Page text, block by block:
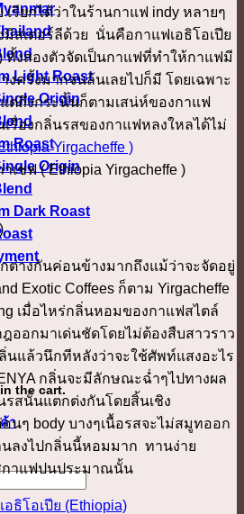
Light Roast
Origin
Roast
Origin
Dark Roast
the cart.
า
รียกได้ว่าในร้านกาแฟ indy หลายๆ
มิสเตอร์ลีด้วย นั่นคือกาแฟเอธิโอเปีย
) ทั้งสองตัวจัดเป็นกาแฟที่ทำให้กาแฟมี
ครั้งมากจนล้นเลยไปก็มี โดยเฉพาะ
แต่ถึงกระนั้นก็ตามเสน่ห์ของกาแฟ
รื่องกลิ่นรสของกาแฟหลงใหลได้ไม่
เชฟ ( Ethiopia Yirgacheffe )
ต่างกันค่อนข้างมากถึงแม้ว่าจะจัดอยู่
Exotic Coffees ก็ตาม Yirgacheffe
เมื่อไหร่กลิ่นหอมของกาแฟสไตล์
ออกมาเด่นชัดโดยไม่ต้องสืบสาวราว
แล้วนึกทีหลังว่าจะใช้ศัพท์แสงอะไร
กลิ่นจะมีลักษณะฉ่ำๆไปทางผล
สนั้นแตกต่งกันโดยสิ้นเชิง
นๆ body บางๆเนื้อรสจะไม่สมูทออก
นลงไปกลิ่นนี้หอมมาก ทานง่าย
าแฟปนประมาณนั้น